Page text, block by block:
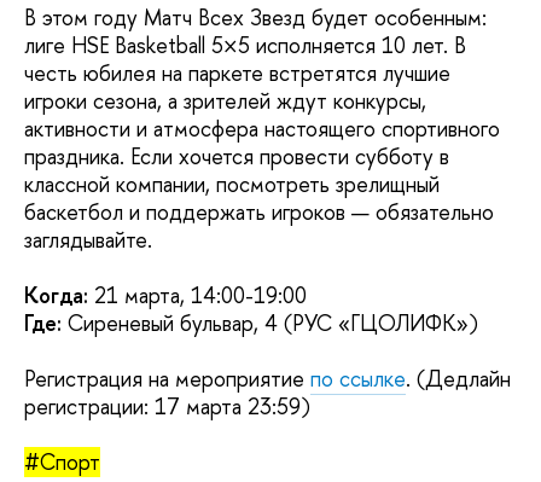
В этом году Матч Всех Звезд будет особенным:
лиге HSE Basketball 5×5 исполняется 10 лет. В
честь юбилея на паркете встретятся лучшие
игроки сезона, а зрителей ждут конкурсы,
активности и атмосфера настоящего спортивного
праздника. Если хочется провести субботу в
классной компании, посмотреть зрелищный
баскетбол и поддержать игроков — обязательно
заглядывайте.
Когда: 21 марта, 14:00-19:00
Где: Сиреневый бульвар, 4 (РУС «ГЦОЛИФК»)
Регистрация на мероприятие по ссылке. (Дедлайн
регистрации: 17 марта 23:59)
#Спорт